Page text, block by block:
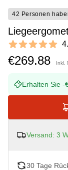
42 Personen
Reviews
4.7 out of 5 stars
€269.88 Inkl.
Erhalten Sie -
Versand: 3
30 Tage